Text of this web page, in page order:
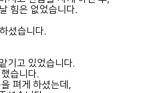
힘은 없었습니다.
셨습니다.
기고 있었습니다.
습니다.
펴게 하셨는데,